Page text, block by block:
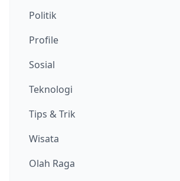
Politik
Profile
Sosial
Teknologi
Tips & Trik
Wisata
Olah Raga